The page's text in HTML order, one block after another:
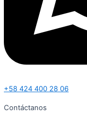
+58 424 400 28 06
Contáctanos